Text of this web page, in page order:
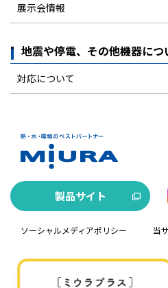
展示会情報
地震や停電、その他機器に
対応について
製品サイト
ソーシャルメディアポリシー 当